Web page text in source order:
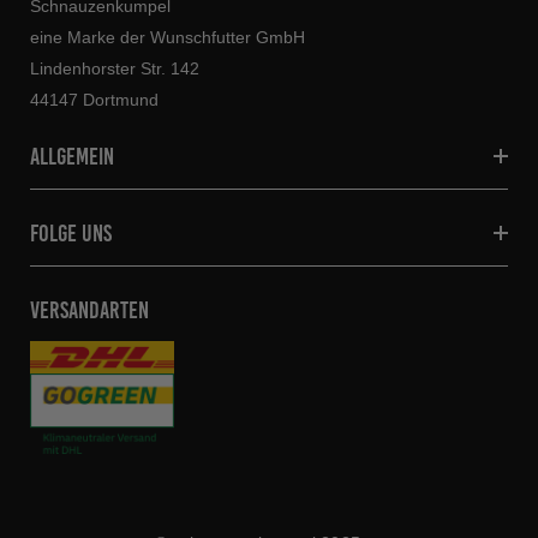
Schnauzenkumpel
eine Marke der Wunschfutter GmbH
Lindenhorster Str. 142
44147 Dortmund
allgemein
folge uns
VERSANDARTEN